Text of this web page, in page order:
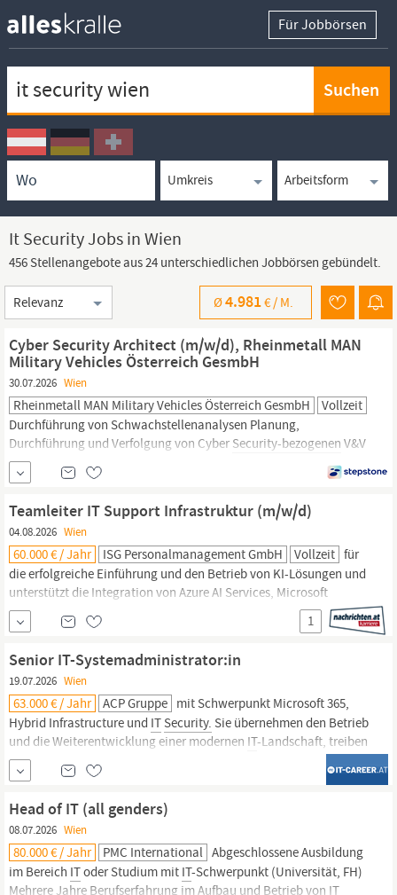
Für Jobbörsen
Ortssuche
Umkreissuche
Arbeitsform
It Security Jobs in Wien
456 Stellenangebote aus 24 unterschiedlichen Jobbörsen gebündelt.
Sortierung
Ø4.981€ / M.
Cyber Security Architect (m/w/d), Rheinmetall MAN
Military Vehicles Österreich GesmbH
30.07.2026 Wien
Rheinmetall MAN Military Vehicles Österreich GesmbH
Vollzeit
Durchführung von Schwachstellenanalysen Planung,
Durchführung und Verfolgung von Cyber Security-bezogenen V&V
(z.B. Testungen) Abgeschlossenes Studium im Bereich Informatik,
Elektrotechnik oder Wirtschaftsingenieurwesen Relevante
Berufserfahrung in einer vergleichbaren Tätigkeit Gute Kenntnisse
in der Nutzfahrzeugtechnik sowie in den Bereichen...
Teamleiter IT Support Infrastruktur (m/w/d)
04.08.2026 Wien
60.000 € / Jahr ISG Personalmanagement GmbH Vollzeit für
die erfolgreiche Einführung und den Betrieb von KI-Lösungen und
unterstützt die Integration von Azure AI Services, Microsoft
Copilot und weiteren KI-Technologien in die bestehendeIT -
Landschaft. Du arbeitest eng mit dem KI-Team zusammen und
und Compliance-Standards, um...
1
Senior IT-Systemadministrator:in
19.07.2026 Wien
63.000 € / Jahr ACP Gruppe mit Schwerpunkt Microsoft 365,
Hybrid Infrastructure und IT Security. Sie übernehmen den Betrieb
und die Weiterentwicklung einer modernen IT-Landschaft, treiben
Security-Themen
voran und bringen fundierte Erfahrung im
Microsoft-Umfeld mit. Es erwartet Sie ein stabiles
Head of IT (all genders)
08.07.2026 Wien
80.000 € / Jahr PMC International Abgeschlossene Ausbildung
im Bereich IToder Studium mit IT-Schwerpunkt (Universität, FH)
Mehrere Jahre Berufserfahrung im Aufbau und Betrieb von IT